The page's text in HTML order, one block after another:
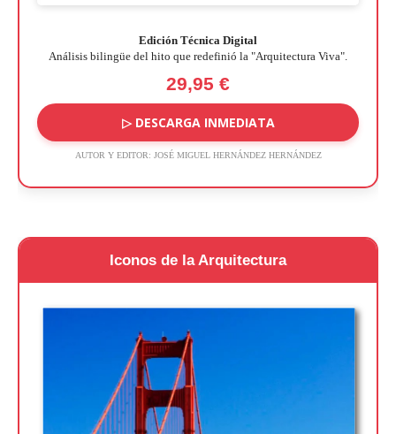
Edición Técnica Digital
Análisis bilingüe del hito que redefinió la "Arquitectura Viva".
29,95 €
▷ DESCARGA INMEDIATA
AUTOR Y EDITOR: JOSÉ MIGUEL HERNÁNDEZ HERNÁNDEZ
Iconos de la Arquitectura